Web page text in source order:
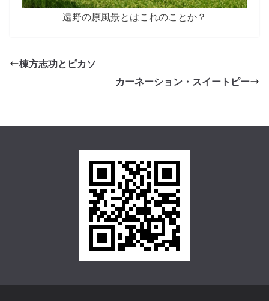
遠野の原風景とはこれのことか？
棟方志功とピカソ
カーネーション・スイートピー